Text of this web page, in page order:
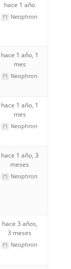
hace 1 año
Neophron
hace 1 año, 1
mes
Neophron
hace 1 año, 1
mes
Neophron
hace 1 año, 3
meses
Neophron
hace 3 años,
3 meses
Neophron